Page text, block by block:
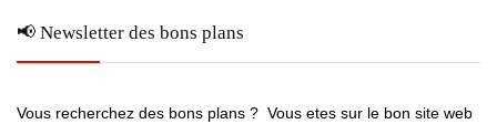
📢 Newsletter des bons plans
Vous recherchez des bons plans ? Vous etes sur le bon site web